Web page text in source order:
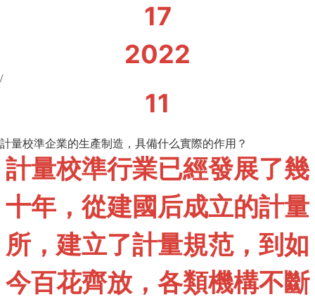
17
2022
/
11
計量校準企業的生產制造，具備什么實際的作用？
計量校準行業已經發展了幾
十年，從建國后成立的計量
所，建立了計量規范，到如
今百花齊放，各類機構不斷